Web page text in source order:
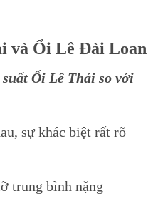
và Ổi Lê Đài Loan
Ổi Lê Thái so với
sự khác biệt rất rõ
trung bình nặng